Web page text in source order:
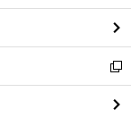
ウ
で
開
く
新
し
い